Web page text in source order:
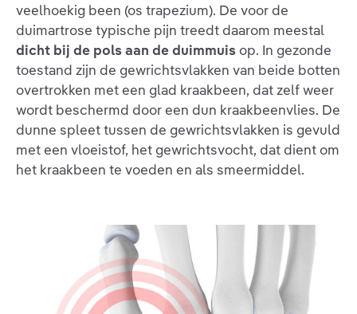
veelhoekig been (os trapezium). De voor de
duimartrose typische pijn treedt daarom meestal
dicht bij de pols aan de duimmuis op. In gezonde
toestand zijn de gewrichtsvlakken van beide botten
overtrokken met een glad kraakbeen, dat zelf weer
wordt beschermd door een dun kraakbeenvlies. De
dunne spleet tussen de gewrichtsvlakken is gevuld
met een vloeistof, het gewrichtsvocht, dat dient om
het kraakbeen te voeden en als smeermiddel.